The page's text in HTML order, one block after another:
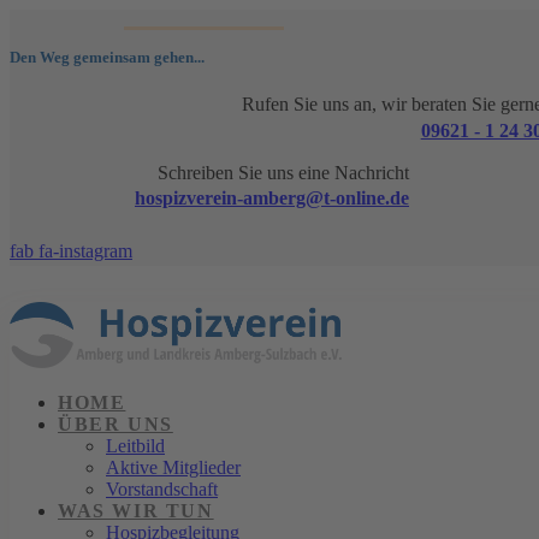
Den Weg gemeinsam gehen...
Rufen Sie uns an, wir beraten Sie
09621 - 1 24
Schreiben Sie uns eine Nachricht
hospizverein-amberg@t-online.de
fab fa-instagram
HOME
ÜBER UNS
Leitbild
Aktive Mitglieder
Vorstandschaft
WAS WIR TUN
Hospizbegleitung